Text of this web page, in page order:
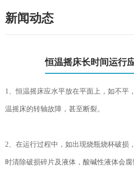
新闻动态
恒温摇床长时间运行
1、恒温摇床应水平放在平面上，如不平
温摇床的转轴故障，甚至断裂。
2、在运行过程中，如出现烧瓶烧杯破损
时清除破损碎片及液体，酸碱性液体会腐